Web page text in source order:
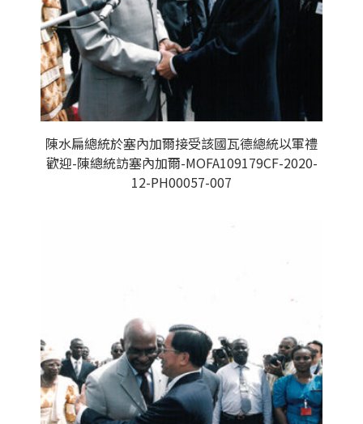
陳水扁總統於塞內加爾接受該國瓦德總統以軍禮
歡迎-陳總統訪塞內加爾-MOFA109179CF-2020-
12-PH00057-007